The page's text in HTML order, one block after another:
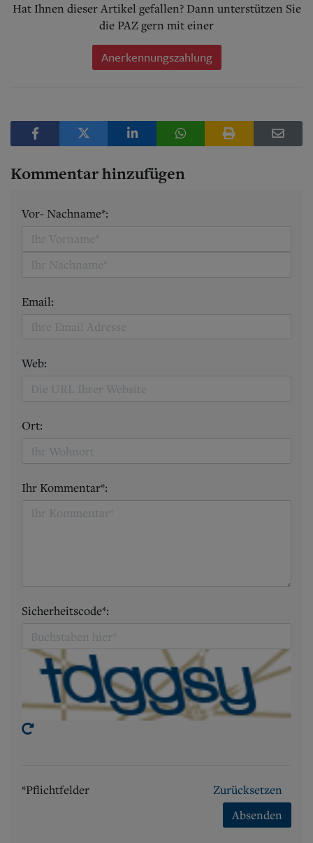
Hat Ihnen dieser Artikel gefallen? Dann unterstützen Sie
die PAZ gern mit einer
Anerkennungszahlung
Kommentar hinzufügen
Vor- Nachname*:
Email:
Web:
Ort:
Ihr Kommentar*:
Sicherheitscode*:
*Pflichtfelder
Zurücksetzen
Absenden